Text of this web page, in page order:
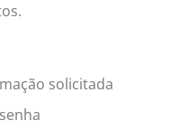
solicitada